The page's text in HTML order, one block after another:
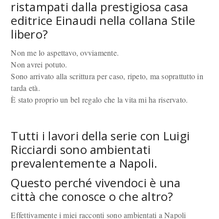
ristampati dalla prestigiosa casa
editrice Einaudi nella collana Stile
libero?
Non me lo aspettavo, ovviamente.
Non avrei potuto.
Sono arrivato alla scrittura per caso, ripeto, ma soprattutto in
tarda età.
È stato proprio un bel regalo che la vita mi ha riservato.
Tutti i lavori della serie con Luigi
Ricciardi sono ambientati
prevalentemente a Napoli.
Questo perché vivendoci è una
città che conosce o che altro?
Effettivamente i miei racconti sono ambientati a Napoli